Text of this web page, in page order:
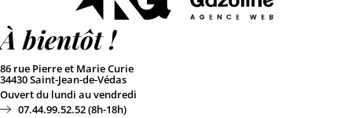
86 rue Pierre et Marie Curie
34430 Saint-Jean-de-Védas
Ouvert du lundi au vendredi
07.44.99.52.52 (8h-18h)
À bientôt !